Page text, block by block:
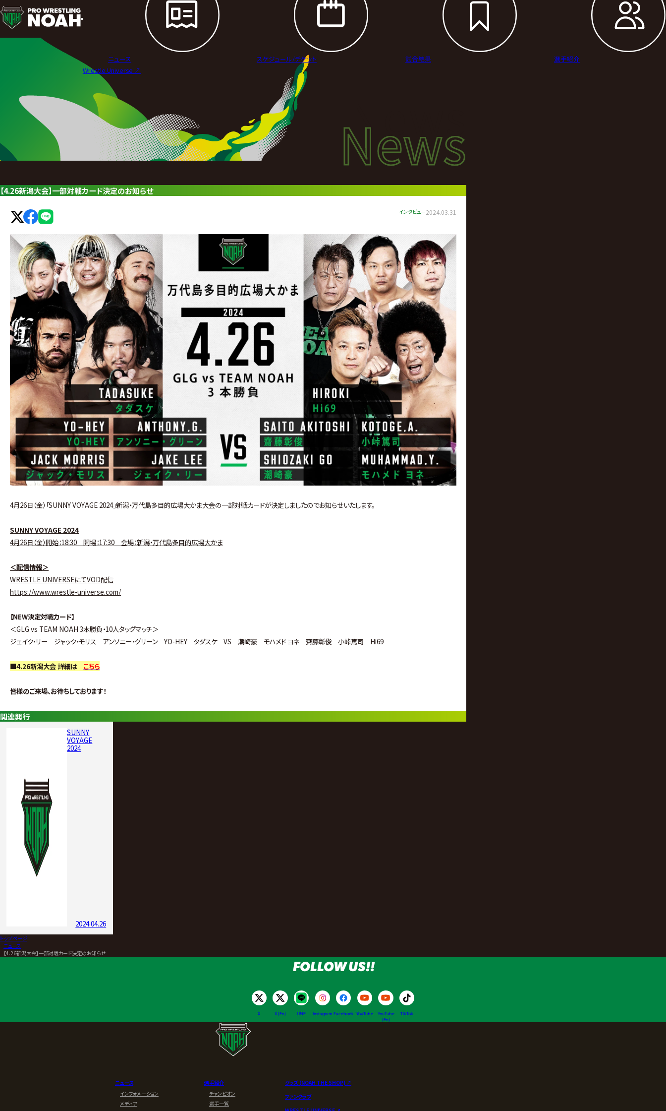
ニ
ュ
レ
ス
リ
グ・
ノ
式
サ
イ
ト
ニュース スケジュール/チケット 試合結果
選手紹介
Wrestle Universe ↗︎
Newsニュース
News
【4.26新潟大会】一部対戦カード決定のお知らせ
インタビュー2024.03.31
4月26日（金）「SUNNY VOYAGE 2024」新潟・万代島多目的広場大かま大会の一部対戦カードが決定しましたのでお知らせいたします。
SUNNY VOYAGE 2024
4月26日（金）開始：18:30 開場：17:30 会場：新潟・万代島多目的広場大かま
＜配信情報＞
WRESTLE UNIVERSEにてVOD配信
https://www.wrestle-universe.com/
【NEW決定対戦カード】
＜GLG vs TEAM NOAH 3本勝負・10人タッグマッチ＞
ジェイク・リー ジャック・モリス アンソニー・グリーン YO-HEY タダスケ VS 潮崎豪 モハメド ヨネ 齋藤彰俊 小峠篤司 Hi69
■4.26新潟大会 詳細は こちら
皆様のご来場、お待ちしております！
関連興行
SUNNY
VOYAGE
2024
2024.04.26
トップページ
ニュース
【4.26新潟大会】一部対戦カード決定のお知らせ
FOLLOW US!!
X X (En) LINE Instagram Facebook YouTube
YouTube
(En)
TikTok
ニュース
インフォメーション
メディア
選手紹介
チャンピオン
選手一覧
グッズ (NOAH THE SHOP) ↗︎
ファンクラブ